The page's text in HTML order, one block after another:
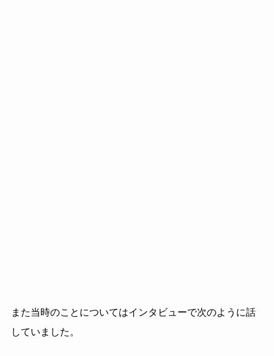
また当時のことについてはインタビューで次のように話
していました。